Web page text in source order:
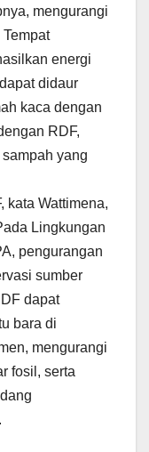
mengurangi
energi
didaur
kaca dengan
RDF,
yang
kata Wattimena,
Lingkungan
pengurangan
sumber
dapat
bara di
mengurangi
fosil, serta